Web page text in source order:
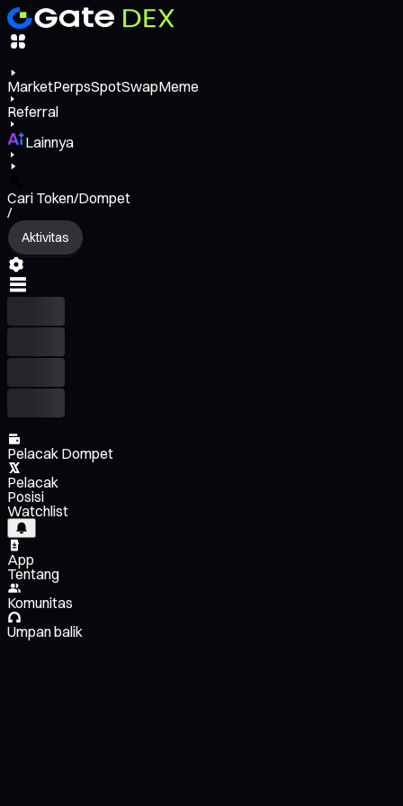
MarketPerpsSpotSwapMeme
Referral
Lainnya
Cari Token/Dompet
/
Aktivitas
Pelacak Dompet
Pelacak
Posisi
Watchlist
App
Tentang
Komunitas
Umpan balik